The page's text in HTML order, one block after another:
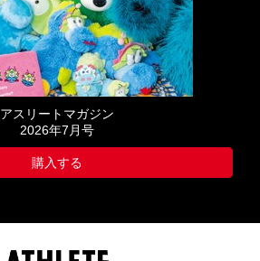
アスリートマガジン
2026年7月号
購入する